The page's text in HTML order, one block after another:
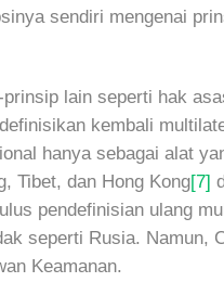
sendiri mengenai
lain seperti hak
kembali
hanya sebagai alat
Tibet, dan Hong Kong[7]
pendefinisian ulang
seperti Rusia. Namun,
Keamanan.